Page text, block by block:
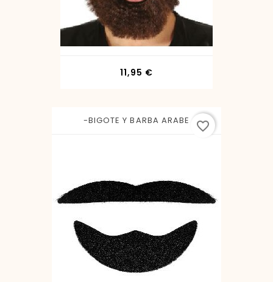
11,95 €Precio
-BIGOTE Y BARBA ARABE favorite_border